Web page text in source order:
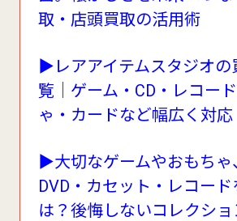
取・店頭買取の活用術
▶レアアイテムスタジオの
覧｜ゲーム・CD・レコー
ゃ・カードなど幅広く対応
▶大切なゲームやおもちゃ
DVD・カセット・レコー
は？後悔しないコレクシ